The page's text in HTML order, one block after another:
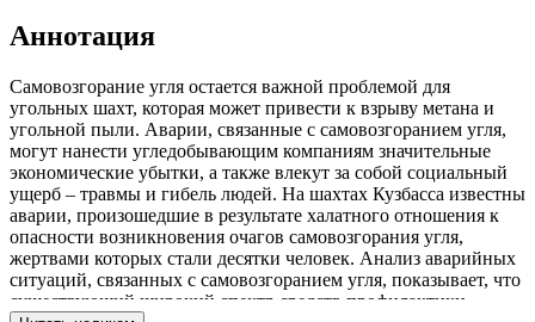
Аннотация
Самовозгорание угля остается важной проблемой для
угольных шахт, которая может привести к взрыву метана и
угольной пыли. Аварии, связанные с самовозгоранием угля,
могут нанести угледобывающим компаниям значительные
экономические убытки, а также влекут за собой социальный
ущерб – травмы и гибель людей. На шахтах Кузбасса известны
аварии, произошедшие в результате халатного отношения к
опасности возникновения очагов самовозгорания угля,
жертвами которых стали десятки человек. Анализ аварийных
ситуаций, связанных с самовозгоранием угля, показывает, что
существующий широкий спектр средств профилактики